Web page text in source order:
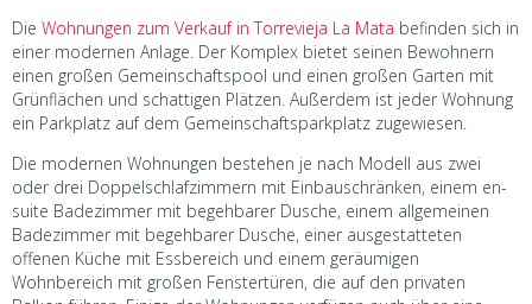
Die Wohnungen zum Verkauf in Torrevieja La Mata befinden sich in
einer modernen Anlage. Der Komplex bietet seinen Bewohnern
einen großen Gemeinschaftspool und einen großen Garten mit
Grünflächen und schattigen Plätzen. Außerdem ist jeder Wohnung
ein Parkplatz auf dem Gemeinschaftsparkplatz zugewiesen.
Die modernen Wohnungen bestehen je nach Modell aus zwei
oder drei Doppelschlafzimmern mit Einbauschränken, einem en-
suite Badezimmer mit begehbarer Dusche, einem allgemeinen
Badezimmer mit begehbarer Dusche, einer ausgestatteten
offenen Küche mit Essbereich und einem geräumigen
Wohnbereich mit großen Fenstertüren, die auf den privaten